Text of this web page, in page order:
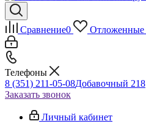
Сравнение0 Отложенные
Телефоны
8 (351) 211-05-08Добавочный 218
Заказать звонок
Личный кабинет